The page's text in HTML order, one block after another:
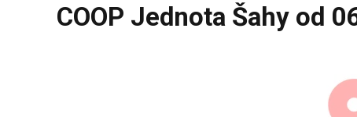
COOP Jednota Šahy od